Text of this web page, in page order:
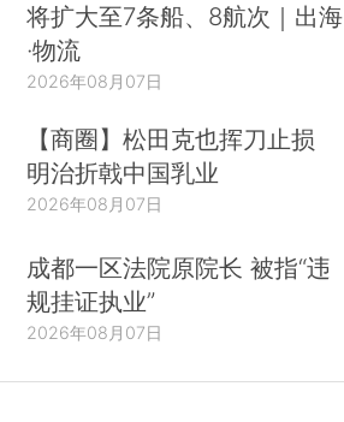
将扩大至7条船、8航次｜出海
·物流
2026年08月07日
【商圈】松田克也挥刀止损
明治折戟中国乳业
2026年08月07日
成都一区法院原院长 被指“违
规挂证执业”
2026年08月07日